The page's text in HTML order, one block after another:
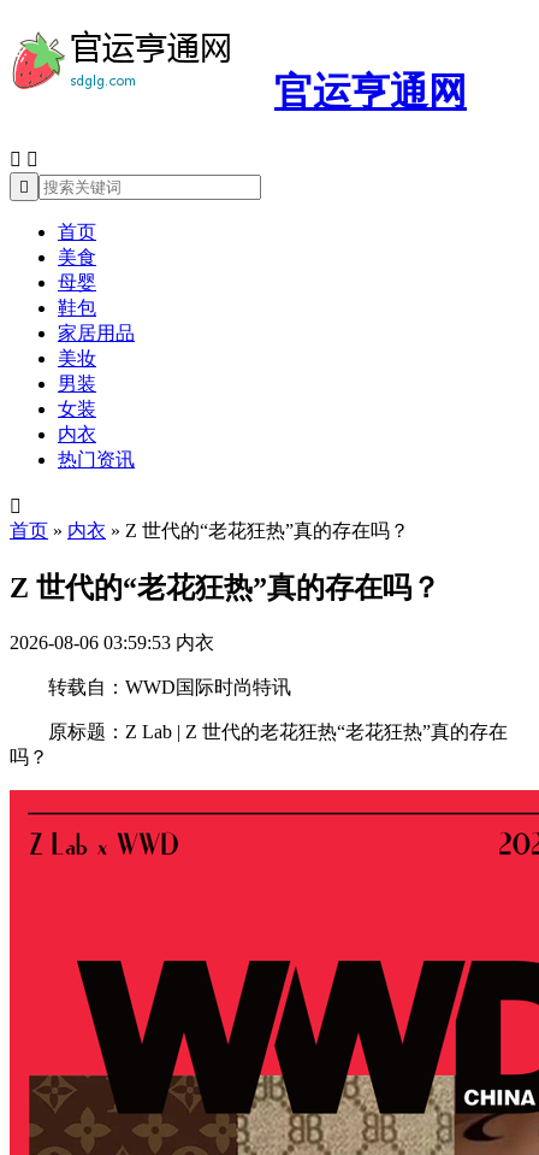
官运亨通网
 

首页
美食
母婴
鞋包
家居用品
美妆
男装
女装
内衣
热门资讯

首页 » 内衣 » Z 世代的“老花狂热”真的存在吗？
Z 世代的“老花狂热”真的存在吗？
2026-08-06 03:59:53 内衣
转载自：WWD国际时尚特讯
原标题：Z Lab | Z 世代的老花狂热“老花狂热”真的存在
吗？